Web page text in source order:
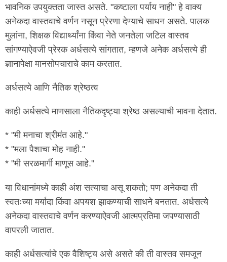
भावनिक उपयुक्तता जास्त असते. "कष्टाला पर्याय नाही" हे वाक्य
अनेकदा वास्तवाचे वर्णन नसून प्रेरणा देण्याचे साधन असते. पालक
मुलांना, शिक्षक विद्यार्थ्यांना किंवा नेते जनतेला जटिल वास्तव
सांगण्याऐवजी प्रेरक अर्धसत्ये सांगतात, म्हणजे अनेक अर्धसत्ये ही
ज्ञानापेक्षा मानसोपचाराचे काम करतात.
अर्धसत्ये आणि नैतिक श्रेष्ठत्व
काही अर्धसत्ये माणसाला नैतिकदृष्ट्या श्रेष्ठ असल्याची भावना देतात.
* "मी मनाचा श्रीमंत आहे."
* "मला पैशाचा मोह नाही."
* "मी सरळमार्गी माणूस आहे."
या विधानांमध्ये काही अंश सत्याचा असू शकतो; पण अनेकदा ती
स्वतःच्या मर्यादा किंवा अपयश झाकण्याची साधने बनतात. अर्धसत्ये
अनेकदा वास्तवाचे वर्णन करण्याऐवजी आत्मप्रतिमा जपण्यासाठी
वापरली जातात.
काही अर्धसत्यांचे एक वैशिष्ट्य असे असते की ती वास्तव समजून